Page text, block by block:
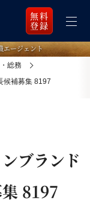
無料
登録
エージェント
総務
候補募集 8197
ブランド
8197